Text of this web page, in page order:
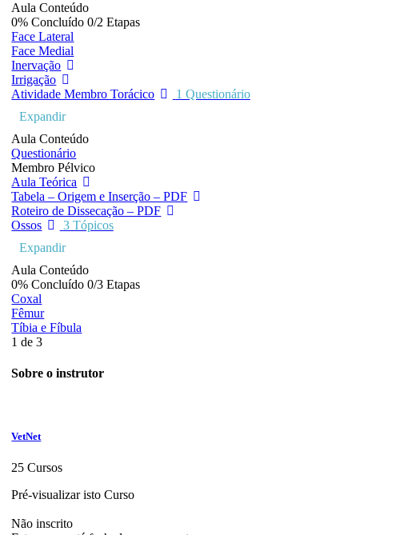
Aula Conteúdo
0% Concluído0/2 Etapas
Face Lateral
Face Medial
Inervação
Irrigação
Atividade Membro Torácico
1 Questionário
Expandir
Aula Conteúdo
Questionário
Membro Pélvico
Aula Teórica
Tabela – Origem e Inserção – PDF
Roteiro de Dissecação – PDF
Ossos
3 Tópicos
Expandir
Aula Conteúdo
0% Concluído0/3 Etapas
Coxal
Fêmur
Tíbia e Fíbula
1 de 3
Sobre o instrutor
VetNet
25 Cursos
Pré-visualizar isto Curso
Não inscrito